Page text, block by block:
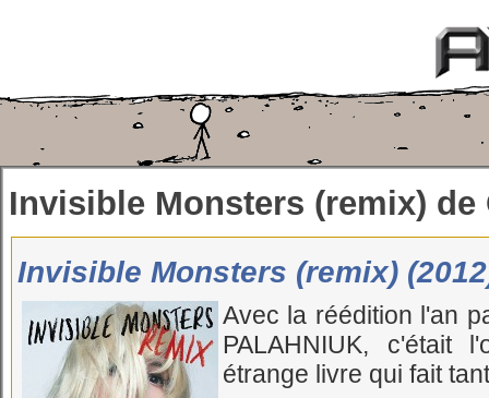
Invisible Monsters (remix) de
Invisible Monsters (remix)
Avec la réédition l'an
PALAHNIUK, c'était
étrange livre qui fait